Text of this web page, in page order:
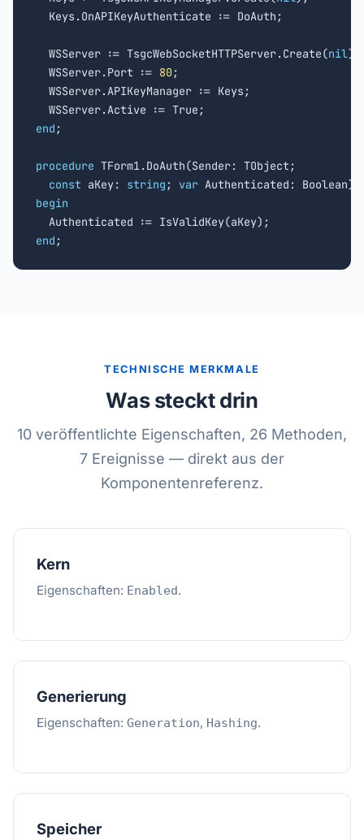
  Keys.OnAPIKeyAuthenticate := DoAuth;
  WSServer := TsgcWebSocketHTTPServer.Create(
nil);
  WSServer.Port :=
80 ;
  WSServer.APIKeyManager := Keys;
end ;
procedure TForm1.DoAuth(Sender: TObject;
const aKey: string ; var
begin
end ;
TECHNISCHE MERKMALE
Was steckt drin
10 veröffentlichte Eigenschaften, 26 Methoden,
7 Ereignisse — direkt aus der
Komponentenreferenz.
Kern
Eigenschaften: Enabled.
Generierung
Eigenschaften: Generation, Hashing.
Speicher